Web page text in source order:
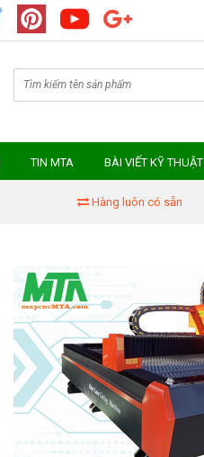
TIN MTA BÀI VIẾT KỸ THUẬT
Hàng luôn có sẵn